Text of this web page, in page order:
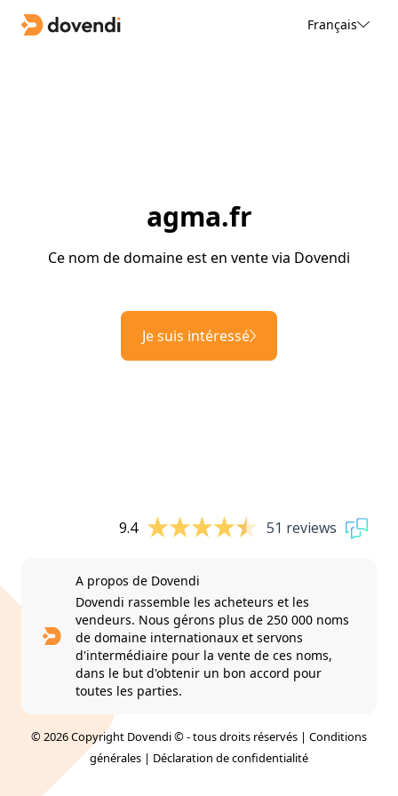
Français
agma.fr
Ce nom de domaine est en vente via Dovendi
Je suis intéressé
9.4 51 reviews
A propos de Dovendi
Dovendi rassemble les acheteurs et les
vendeurs. Nous gérons plus de 250 000 noms
de domaine internationaux et servons
d'intermédiaire pour la vente de ces noms,
dans le but d'obtenir un bon accord pour
toutes les parties.
© 2026 Copyright Dovendi © - tous droits réservés | Conditions
générales | Déclaration de confidentialité